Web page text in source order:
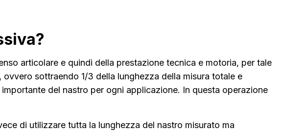
articolare e quindi della prestazione tecnica e motoria, per tale
, ovvero sottraendo 1/3 della lunghezza della misura totale e
del nastro per ogni applicazione. In questa operazione
di utilizzare tutta la lunghezza del nastro misurato ma